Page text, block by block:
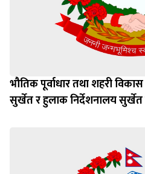
भौतिक पूर्वाधार तथा शहरी
सुर्खेत र हुलाक निर्देशनालय